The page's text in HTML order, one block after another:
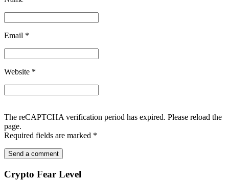
Email *
Website *
The reCAPTCHA verification period has expired. Please reload the
page.
Required fields are marked *
Crypto Fear Level